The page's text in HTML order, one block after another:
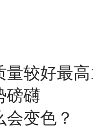
量较好最
磅礴
变色？